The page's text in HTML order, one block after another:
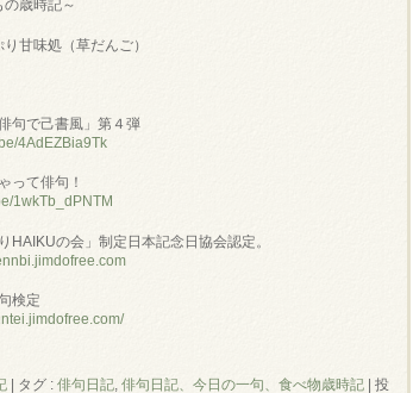
の歳時記～
甘味処（草だんご）
句で己書風」第４弾
4AdEZBia9Tk
って俳句！
1wkTb_dPNTM
の会」制定日本記念日協会認定。
検定
タグ : 俳句日記 俳句日記、今日の一句、食べ物歳時記
投